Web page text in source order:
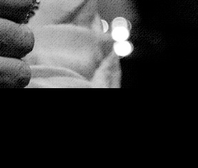
04. Food＆Drink
05. Floor Guide